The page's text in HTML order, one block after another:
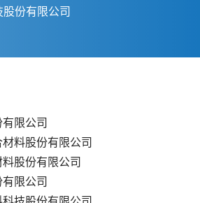
份有限公司
限公司
料股份有限公司
股份有限公司
限公司